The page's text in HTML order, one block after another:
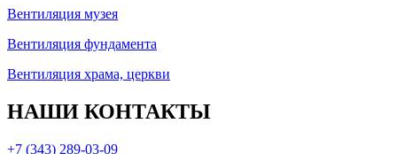
Вентиляция музея
Вентиляция фундамента
Вентиляция храма, церкви
НАШИ КОНТАКТЫ
+7 (343) 289-03-09